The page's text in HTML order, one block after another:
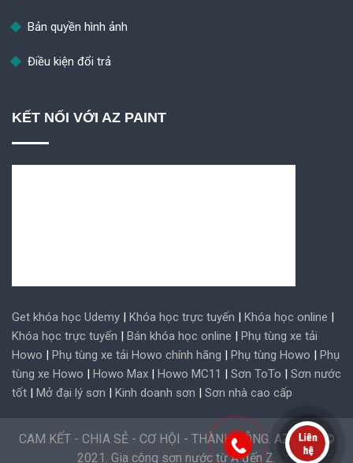
Bản quyền hình ảnh
Điều kiện đổi trả
KẾT NỐI VỚI AZ PAINT
Get khóa học Udemy | Khóa học trực tuyến | Khóa học online |
Khóa học trực tuyến | Bán khóa học online | Phụ tùng xe tải
Howo | Phụ tùng xe tải Howo chính hãng | Phụ tùng Howo | Phụ
tùng xe Howo | Howo Max | Howo MC11 | Sơn ToTo | Sơn nước
tốt | Mở đại lý sơn | Kinh doanh sơn | Sơn nhà cao cấp
CAM KẾT - CHIA SẺ - CƠ HỘI - THÀNH CÔNG. AZ Paint ©
2021. Gia công sơn nước từ A đến Z.